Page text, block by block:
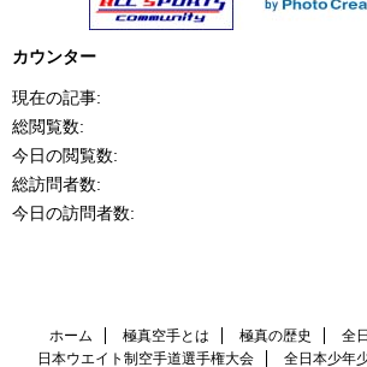
カウンター
現在の記事:
総閲覧数:
今日の閲覧数:
総訪問者数:
今日の訪問者数:
ホーム 極真空手とは 極真の歴史 全
日本ウエイト制空手道選手権大会
全日本少年